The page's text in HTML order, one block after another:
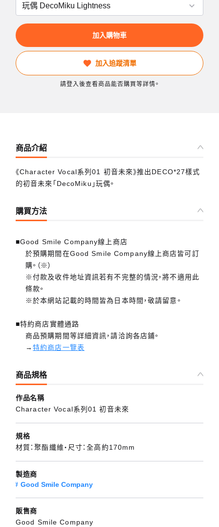
加入購物車
加入追蹤清單
請登入後查看商品能否購買等詳情。
商品介紹
《Character Vocal系列01 初音未來》推出DECO*27樣式
的初音未來「DecoMiku」玩偶。
購買方法
■Good Smile Company線上商店
於預購期間在Good Smile Company線上商店皆可訂
購。（※）
※付款及收件地址資訊若有不完整的情況，將不適用此
條款。
※於本網站記載的時間皆為日本時間，敬請留意。
■特約商店實體通路
商品預購期間等詳細資訊，請洽詢各店鋪。
→特約商店一覽表
商品規格
作品名稱
Character Vocal系列01 初音未來
規格
材質：聚酯纖維・尺寸：全高約170mm
製造商
Good Smile Company
販售商
Good Smile Company